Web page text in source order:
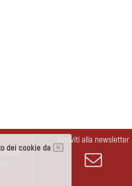
dei cookie da
Iscriviti alla newsletter